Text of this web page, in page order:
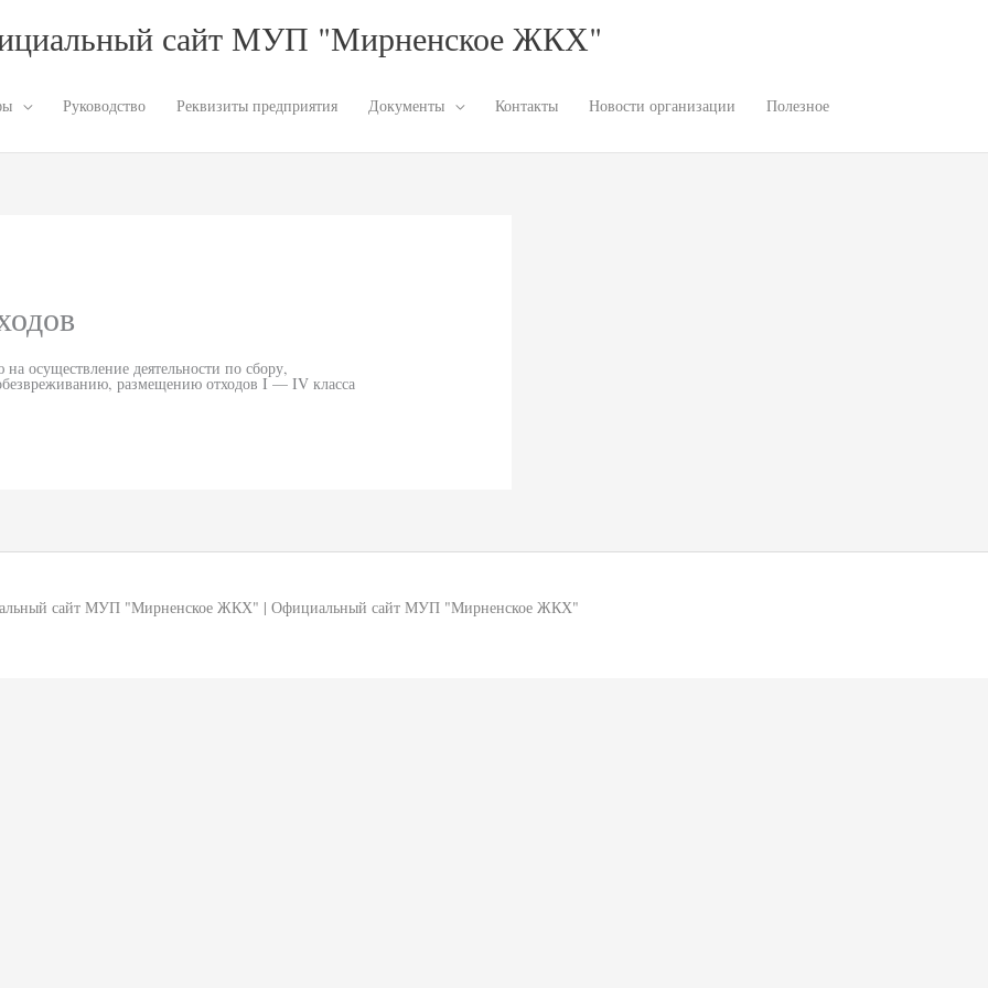
сайт МУП "Мирненское ЖКХ"
Руководство Реквизиты предприятия Документы Контакты Новости организации Полезное
деятельности по сбору,
размещению отходов I — IV класса
сайт МУП "Мирненское ЖКХ" | Официальный сайт МУП "Мирненское ЖКХ"